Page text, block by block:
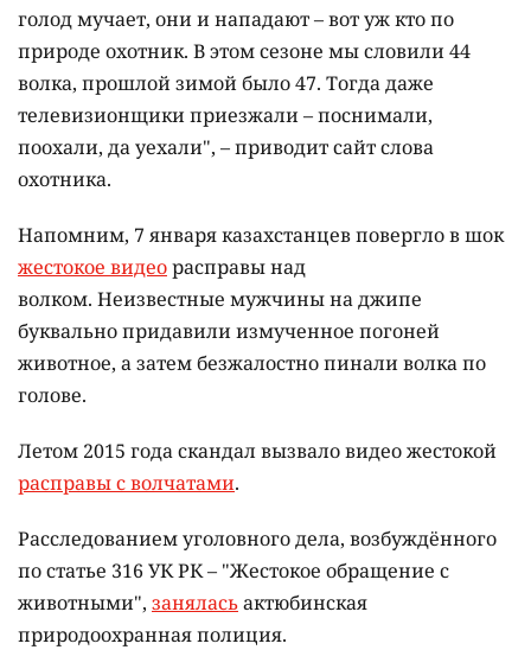
голод мучает, они и нападают – вот уж кто по
природе охотник. В этом сезоне мы словили 44
волка, прошлой зимой было 47. Тогда даже
телевизионщики приезжали – поснимали,
поохали, да уехали", – приводит сайт слова
охотника.
Напомним, 7 января казахстанцев повергло в шок
жестокое видеорасправы над
волком. Неизвестные мужчины на джипе
буквально придавили измученное погоней
животное, а затем безжалостно пинали волка по
голове.
Летом 2015 года скандал вызвало видео жестокой
расправы с волчатами.
Расследованием уголовного дела, возбуждённого
по статье 316 УК РК – "Жестокое обращение с
животными", заняласьактюбинская
природоохранная полиция.